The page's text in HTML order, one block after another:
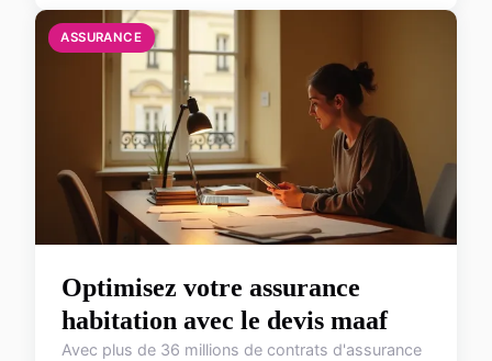
ASSURANCE
Optimisez votre assurance
habitation avec le devis maaf
Avec plus de 36 millions de contrats d'assurance